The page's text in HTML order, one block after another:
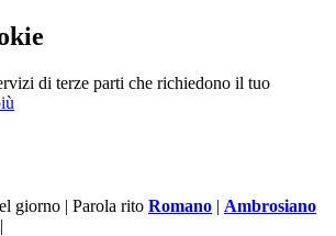
di terze parti che richiedono il tuo
giorno | Parola rito Romano | Ambrosiano
|